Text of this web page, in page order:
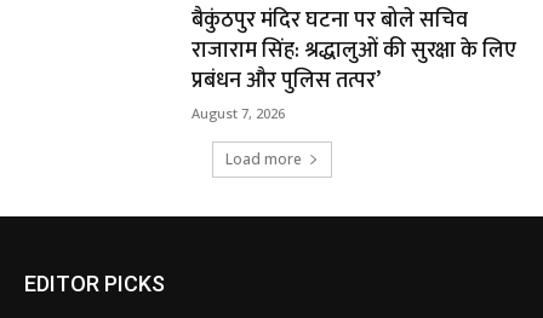
बैकुंठपुर मंदिर घटना पर बोले सचिव
राजाराम सिंह: श्रद्धालुओं की सुरक्षा के लिए
प्रबंधन और पुलिस तत्पर’
August 7, 2026
Load more
EDITOR PICKS